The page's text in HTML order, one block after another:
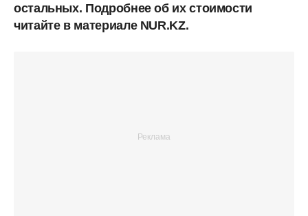
остальных. Подробнее об их стоимости
читайте в материале NUR.KZ.